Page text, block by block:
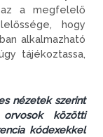
az a megfelelő
hogy
alkalmazható
tájékoztassa,
nézetek szerint
közötti
kódexekkel